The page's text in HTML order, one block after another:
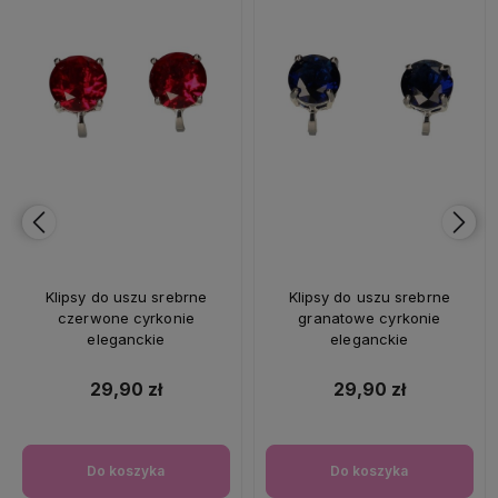
Klipsy do uszu srebrne
czerwone cyrkonie
eleganckie
29,90 zł
Do koszyka
Klipsy do uszu srebrne
granatowe cyrkonie
eleganckie
29,90 zł
Do koszyka